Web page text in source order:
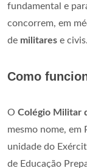
fundamental e
concorrem, em
de militares e civis.
Como
O Colégio Militar
mesmo nome, em
unidade do
de Educação